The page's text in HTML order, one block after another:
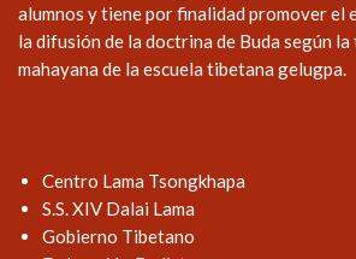
alumnos y tiene por finalidad promover el
la difusión de la doctrina de Buda según
mahayana de la escuela tibetana gelugpa.
Centro Lama Tsongkhapa
S.S. XIV Dalai Lama
Gobierno Tibetano